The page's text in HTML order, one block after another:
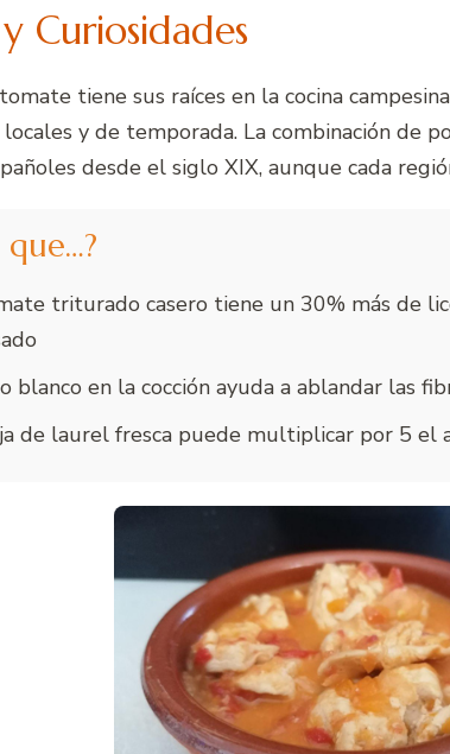
Curiosidades
tiene sus raíces en la cocina
y de temporada. La combinación de
desde el siglo XIX, aunque cada
que…?
triturado casero tiene un 30% más de
blanco en la cocción ayuda a ablandar las
de laurel fresca puede multiplicar por 5 el